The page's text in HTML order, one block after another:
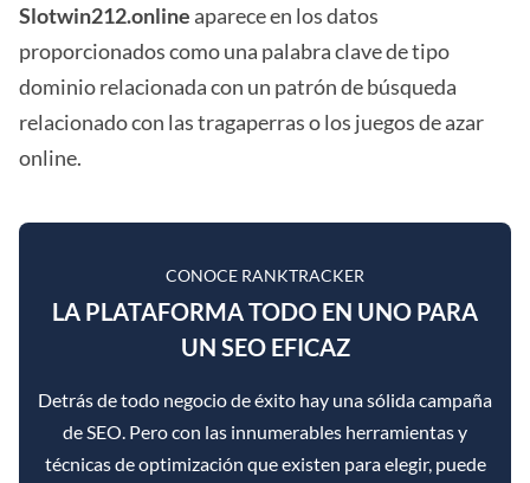
Slotwin212.online aparece en los datos
proporcionados como una palabra clave de tipo
dominio relacionada con un patrón de búsqueda
relacionado con las tragaperras o los juegos de azar
online.
CONOCE RANKTRACKER
LA PLATAFORMA TODO EN UNO PARA
UN SEO EFICAZ
Detrás de todo negocio de éxito hay una sólida campaña
de SEO. Pero con las innumerables herramientas y
técnicas de optimización que existen para elegir, puede